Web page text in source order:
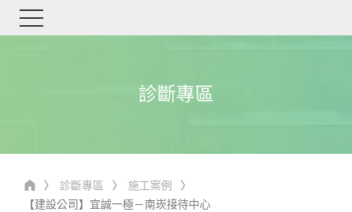
診斷專區
診斷專區
施工案例
【建設公司】宜誠一極－南崁接待中心